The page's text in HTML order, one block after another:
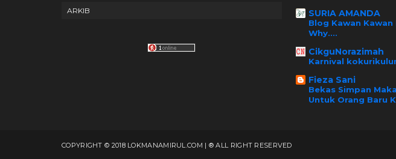
SURIA AMANDA
Blog Kawan Kawan
Why....
CikguNorazimah
Karnival
Fieza Sani
Bekas Simpan
Untuk Orang Baru
COPYRIGHT © 2018 LOKMANAMIRUL.COM | ® ALL RIGHT RESERVED